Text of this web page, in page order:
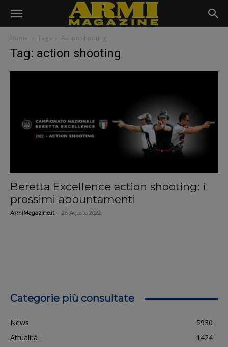
Home Tags Action shooting
Tag: action shooting
Beretta Excellence action shooting: i
prossimi appuntamenti
ArmiMagazine.it 26 Agosto 2022
Categorie più consultate
News
5930
Attualità
1424